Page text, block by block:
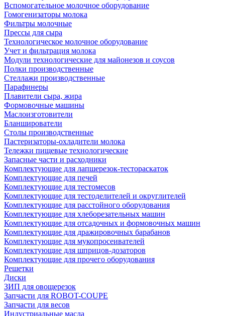
Вспомогательное молочное оборудование
Гомогенизаторы молока
Фильтры молочные
Прессы для сыра
Технологическое молочное оборудование
Учет и фильтрация молока
Модули технологические для майонезов и соусов
Полки производственные
Стеллажи производственные
Парафинеры
Плавители сыра, жира
Формовочные машины
Маслоизготовители
Бланширователи
Столы производственные
Пастеризаторы-охладители молока
Тележки пищевые технологические
Запасные части и расходники
Комплектующие для лапшерезок-тестораскаток
Комплектующие для печей
Комплектующие для тестомесов
Комплектующие для тестоделителей и округлителей
Комплектующие для расстойного оборудования
Комплектующие для хлеборезательных машин
Комплектующие для отсадочных и формовочных машин
Комплектующие для дражировочных барабанов
Комплектующие для мукопросеивателей
Комплектующие для шприцов-дозаторов
Комплектующие для прочего оборудования
Решетки
Диски
ЗИП для овощерезок
Запчасти для ROBOT-COUPE
Запчасти для весов
Индустриальные масла